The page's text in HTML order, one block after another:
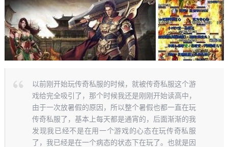
以前刚开始玩传奇私服的时候，就被传奇私服这个游
戏给完全吸引了，那个时候我还是刚刚开始读高中，
由于一次放暑假的原因，所以整个暑假也都一直在玩
传奇私服了，基本上每天都是通宵的，后面渐渐的我
发现我已经不是在用一个游戏的心态在玩传奇私服
了，我已经是在一个病态的状态下在玩了。也就是因